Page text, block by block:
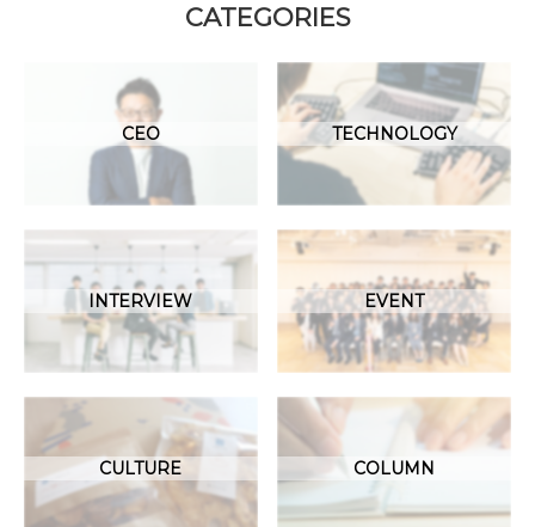
CATEGORIES
CEO TECHNOLOGY
INTERVIEW EVENT
CULTURE COLUMN